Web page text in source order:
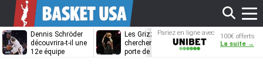
Dennis Schröder
découvrira-t-il une
12e équipe
Les Grizzlies
cherchent déjà une
porte de sortie
Dwane Casey
bientôt coach
Pariez en ligne avec
Unibet
100€ offerts
La suite →